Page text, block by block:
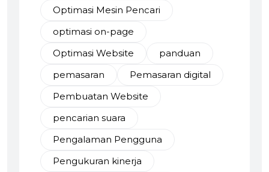
Optimasi Mesin Pencari
optimasi on-page
Optimasi Website
panduan
pemasaran
Pemasaran digital
Pembuatan Website
pencarian suara
Pengalaman Pengguna
Pengukuran kinerja